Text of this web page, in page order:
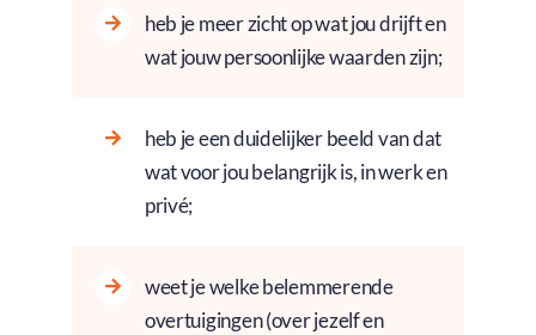
heb je meer zicht op wat jou drijft en
wat jouw persoonlijke waarden zijn;
heb je een duidelijker beeld van dat
wat voor jou belangrijk is, in werk en
privé;
weet je welke belemmerende
overtuigingen (over jezelf en